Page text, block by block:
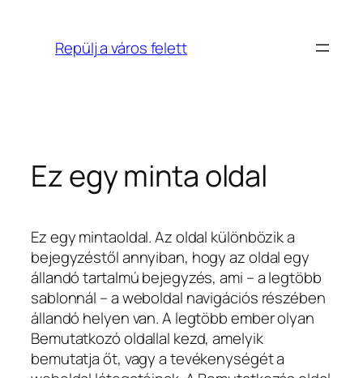
tartalomhozRepülj a város felett
Ez egy minta oldal
Ez egy mintaoldal. Az oldal különbözik a
bejegyzéstől annyiban, hogy az oldal egy
állandó tartalmú bejegyzés, ami – a legtöbb
sablonnál – a weboldal navigációs részében
állandó helyen van. A legtöbb ember olyan
Bemutatkozó oldallal kezd, amelyik
bemutatja őt, vagy a tevékenységét a